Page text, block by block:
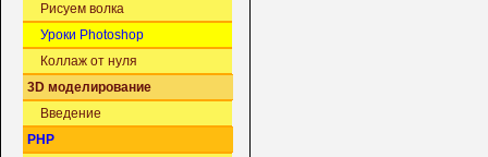
Рисуем волка
Уроки Photoshop
Коллаж от нуля
3D моделирование
Введение
PHP